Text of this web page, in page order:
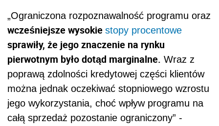
„Ograniczona rozpoznawalność programu oraz
wcześniejsze wysokie stopy procentowe
sprawiły, że jego znaczenie na rynku
pierwotnym było dotąd marginalne. Wraz z
poprawą zdolności kredytowej części klientów
można jednak oczekiwać stopniowego wzrostu
jego wykorzystania, choć wpływ programu na
całą sprzedaż pozostanie ograniczony” -